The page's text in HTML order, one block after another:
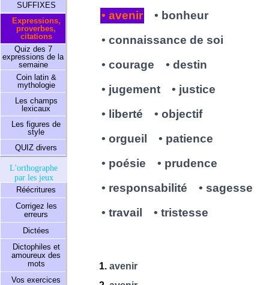
SUFFIXES
Expressions,
proverbes,
citations
Quiz des 7
expressions de la
semaine
Coin latin &
mythologie
Les champs
lexicaux
Les figures de
style
QUIZ divers
L'orthographe
par les jeux
Réécritures
Corrigez les
erreurs
Dictées
Dictophiles et
amoureux des
mots
Vos exercices
• avenir
• bonheur
• connaissance de soi
• courage
• destin
• jugement
• justice
• liberté
• objectif
• orgueil
• patience
• poésie
• prudence
• responsabilité
• sagesse
• travail
• tristesse
avenir